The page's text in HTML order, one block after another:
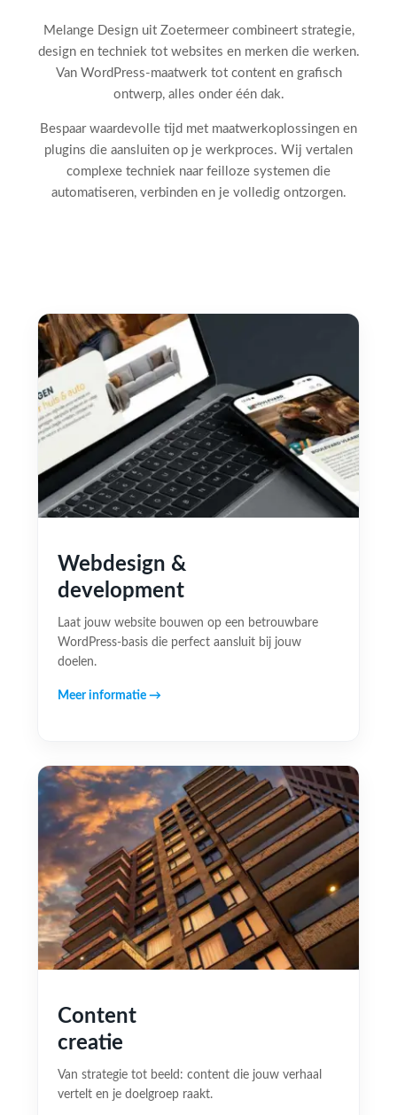
Melange Design uit Zoetermeer combineert strategie,
design en techniek tot websites en merken die werken.
Van WordPress-maatwerk tot content en grafisch
ontwerp, alles onder één dak.
Bespaar waardevolle tijd met maatwerkoplossingen en
plugins die aansluiten op je werkproces. Wij vertalen
complexe techniek naar feilloze systemen die
automatiseren, verbinden en je volledig ontzorgen.
Webdesign &
development
Laat jouw website bouwen op een betrouwbare
WordPress-basis die perfect aansluit bij jouw
doelen.
Meer informatie →
Content
creatie
Van strategie tot beeld: content die jouw verhaal
vertelt en je doelgroep raakt.